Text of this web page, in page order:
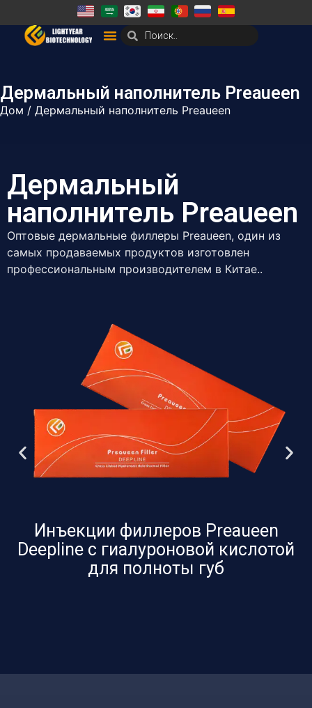
Дермальный наполнитель Preaueen
Дом / Дермальный наполнитель Preaueen
Дермальный
наполнитель Preaueen
Оптовые дермальные филлеры Preaueen, один из
самых продаваемых продуктов изготовлен
профессиональным производителем в Китае..
Инъекции филлеров Preaueen
Deepline с гиалуроновой кислотой
для полноты губ